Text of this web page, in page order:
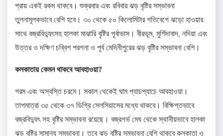
প্রায় একই রকম থাকবে। শুক্রবার এবং রবিবার ঝড় বৃষ্টির সম্ভাবনা
তুলনামূলকভাবে বেশি হবে। ৩০ থেকে ৫০ কিলোমিটার গতিবেগে ঝড়ো হাওয়ার
সাথে বজ্রবিদ্যুৎসহ হালকা মাঝারি বৃষ্টির পূর্বাভাস। বীরভূম, মুর্শিদাবাদ, নদিয়া এবং
উত্তর ও দক্ষিণ চব্বিশ পরগনা ও পূর্ব মেদিনীপুরের ঝড় বৃষ্টির সম্ভাবনা বেশি।
কলকাতায় কেমন থাকবে আবহাওয়া?
গরম এবং অস্বস্তি চরমে। সকাল থেকেই ঘাম প্যাচপ্যাচে আবহাওয়া।
তাপমাত্রা ৩৫ থেকে ৩৭ ডিগ্রি সেলসিয়াসের মধ্যে থাকবে। বিক্ষিপ্তভাবে
বজ্রবিদ্যুৎ সহ বৃষ্টির সম্ভাবনা রয়েছে। বজ্রগর্ভ মেঘ থেকে স্থানীয়ভাবে হালকা
ঝড় বৃষ্টির সামান্য সম্ভাবনা। তবে ঝড় বৃষ্টির সম্ভাবনা বেশি থাকবে কলকাতা ও